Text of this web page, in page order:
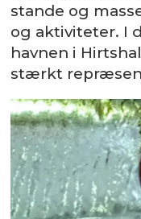
stande og
og aktiviteter. I
havnen i
stærkt